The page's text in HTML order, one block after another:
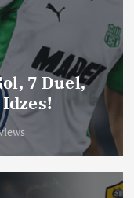
7 Duel,